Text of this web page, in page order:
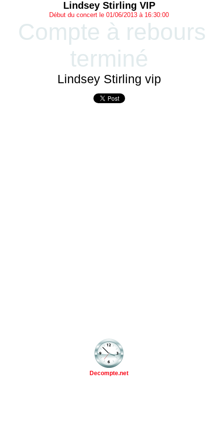
Lindsey Stirling VIP
Début du concert le 01/06/2013 à 16:30:00
Compte à rebours
terminé
Lindsey Stirling vip
Decompte.net